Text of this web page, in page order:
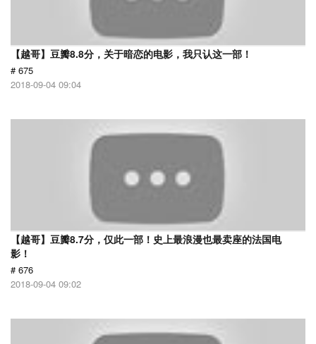
【越哥】豆瓣8.8分，关于暗恋的电影，我只认这一部！
# 675
2018-09-04 09:04
【越哥】豆瓣8.7分，仅此一部！史上最浪漫也最卖座的法国电
影！
# 676
2018-09-04 09:02